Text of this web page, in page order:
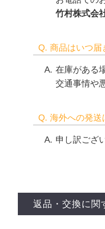
竹村株式会
Q. 商品はいつ届
在庫がある
交通事情や
Q. 海外への発送
申し訳ござ
返品・交換に関